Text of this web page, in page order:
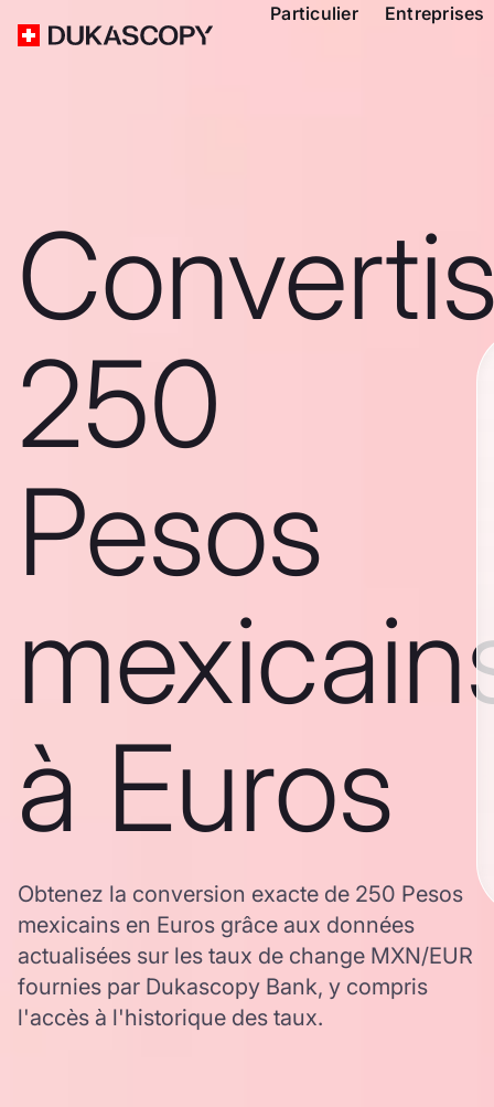
Particulier Entreprises
250
Pesos
à Euros
Obtenez la conversion exacte de 250 Pesos
mexicains en Euros grâce aux données
actualisées sur les taux de change MXN/EUR
fournies par Dukascopy Bank, y compris
l'accès à l'historique des taux.